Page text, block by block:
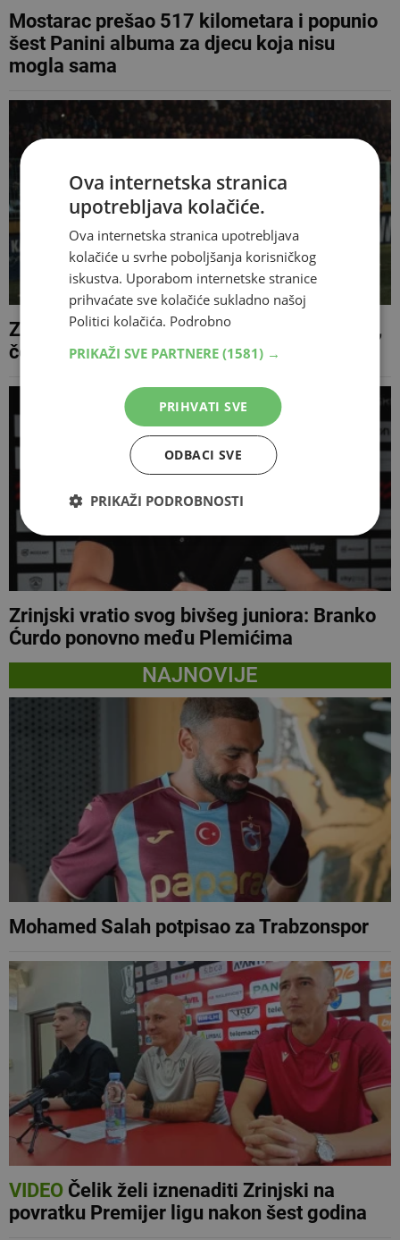
Mostarac prešao 517 kilometara i popunio
šest Panini albuma za djecu koja nisu
mogla sama
Zrinjski šalje deset igrača u druge klubove,
četvorica će imati dvojnu registraciju
Zrinjski vratio svog bivšeg juniora: Branko
Ćurdo ponovno među Plemićima
NAJNOVIJE
Mohamed Salah potpisao za Trabzonspor
VIDEOČelik želi iznenaditi Zrinjski na
povratku Premijer ligu nakon šest godina
Ova internetska stranica
upotrebljava kolačiće.
Ova internetska stranica upotrebljava
kolačiće u svrhe poboljšanja korisničkog
iskustva. Uporabom internetske stranice
prihvaćate sve kolačiće sukladno našoj
Politici kolačića. Podrobno
PRIKAŽI SVE PARTNERE (1581) →
PRIHVATI SVE
ODBACI SVE
PRIKAŽI PODROBNOSTI